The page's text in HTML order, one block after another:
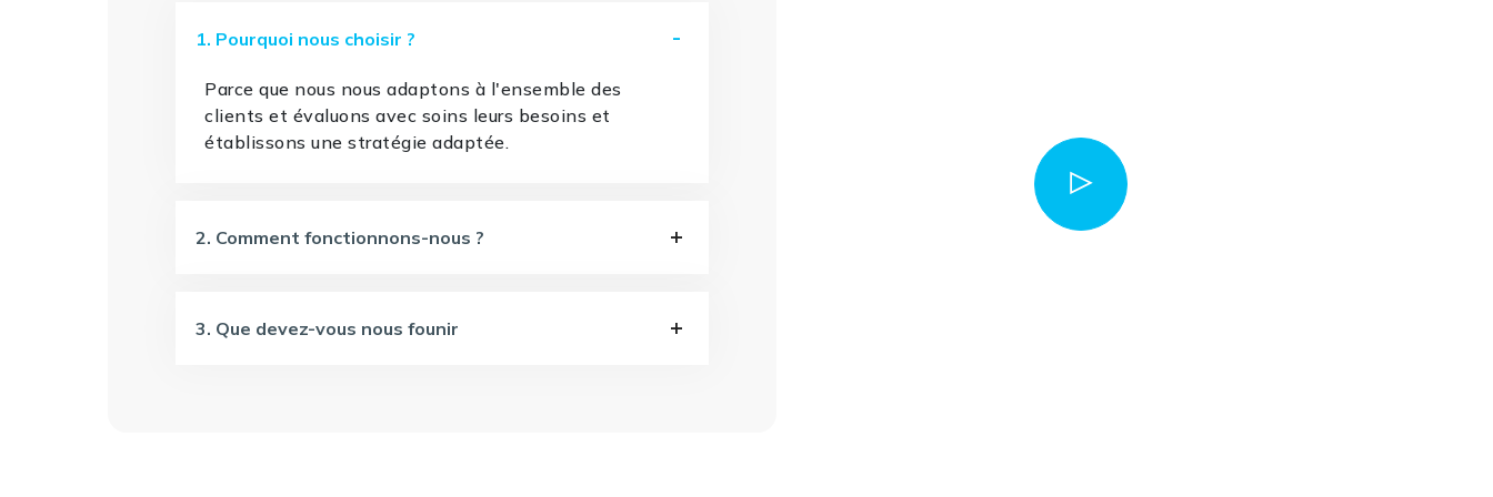
1. Pourquoi nous choisir ?
Parce que nous nous adaptons à l'ensemble des
clients et évaluons avec soins leurs besoins et
établissons une stratégie adaptée.
2. Comment fonctionnons-nous ?
3. Que devez-vous nous founir